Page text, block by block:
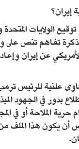
الولايات
تفاهم تنص على
عن إيران
علنية للرئيس
بدور في الجهود
الملاحة أو في
يكون هذا الملف